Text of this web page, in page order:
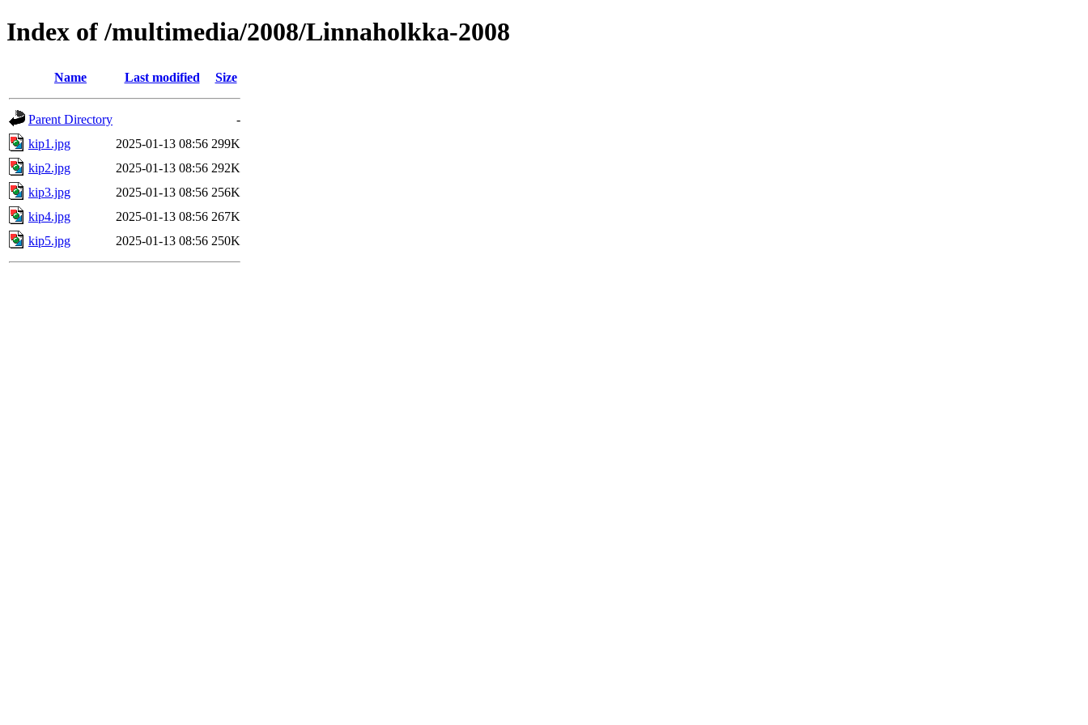
Index of /multimedia/2008/Linnaholkka-2008
Name Last modified Size
Parent Directory
-
kip1.jpg
2025-01-13 08:56 299K
kip2.jpg
2025-01-13 08:56 292K
kip3.jpg
2025-01-13 08:56 256K
kip4.jpg
2025-01-13 08:56 267K
kip5.jpg
2025-01-13 08:56 250K